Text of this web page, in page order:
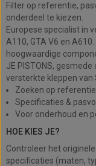
Filter op referentie,
onderdeel te kiezen.
Europese specialist in
A110, GTA V6 en
hoogwaardige
JE PISTONS,
versterkte kleppen van
Zoeken op
Specificaties &
Voor onderhoud en
HOE KIES JE?
Controleer het
specificaties (maten,